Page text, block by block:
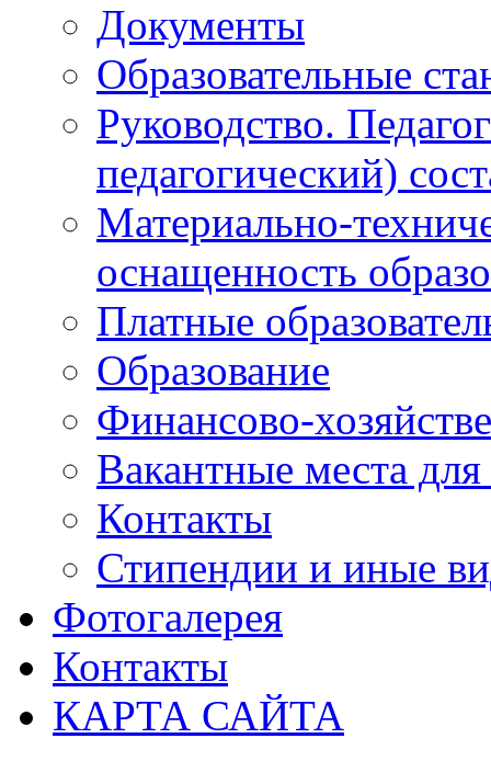
Документы
Образовательные
Руководство.
педагогический)
Материально-
оснащенность
Платные
Образование
Финансово-
Вакантные места
Контакты
Стипендии и иные
Фотогалерея
Контакты
КАРТА САЙТА